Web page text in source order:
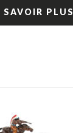
SAVOIR PLUS